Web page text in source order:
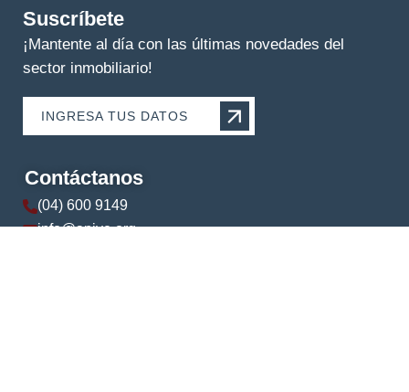
Suscríbete
¡Mantente al día con las últimas novedades del
sector inmobiliario!
INGRESA TUS DATOS
Contáctanos
(04) 600 9149
info@apive.org